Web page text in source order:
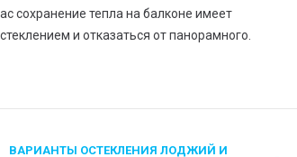
сохранение тепла на балконе имеет
и отказаться от панорамного.
ВАРИАНТЫ ОСТЕКЛЕНИЯ ЛОДЖИЙ И